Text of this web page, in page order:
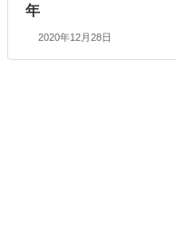
年
2020年12月28日